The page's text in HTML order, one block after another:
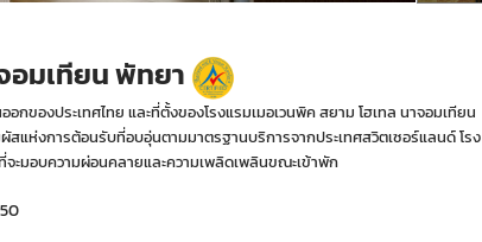
อมเทียน พัทยา
ของประเทศไทย และที่ตั้งของโรงแรมเมอเวนพิค สยาม โฮเทล นาจอมเทียน
แห่งการต้อนรับที่อบอุ่นตามมาตรฐานบริการจากประเทศสวิตเซอร์แลนด์ โรง
ะมอบความผ่อนคลายและความเพลิดเพลินขณะเข้าพัก